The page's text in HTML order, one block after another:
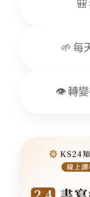
🎒
🌱 每
👁️ 轉變